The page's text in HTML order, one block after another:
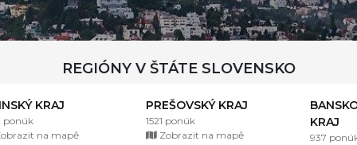
REGIÓNY V ŠTÁTE SLOVENSKO
KRAJ
ponúk
na mapě
PREŠOVSKÝ KRAJ
1521 ponúk
Zobrazit na mapě
KRAJ
937